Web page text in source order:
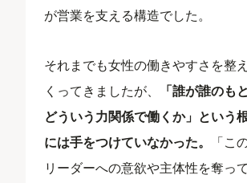
が営業を支える構造でした。
それまでも女性の働きやすさを整
くってきましたが、
「誰が誰のも
どういう力関係で働くか」という
には手をつけていなかった。
「こ
リーダーへの意欲や主体性を奪っ